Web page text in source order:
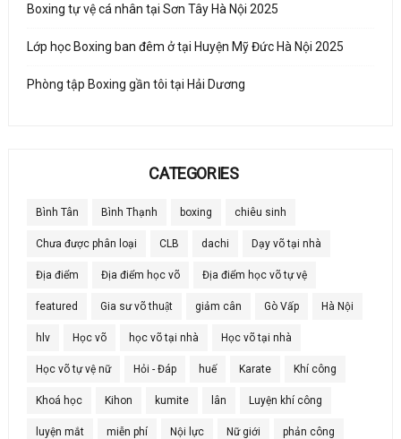
Boxing tự vệ cá nhân tại Sơn Tây Hà Nội 2025
Lớp học Boxing ban đêm ở tại Huyện Mỹ Đức Hà Nội 2025
Phòng tập Boxing gần tôi tại Hải Dương
CATEGORIES
Bình Tân Bình Thạnh boxing chiêu sinh
Chưa được phân loại CLB dachi Dạy võ tại nhà
Địa điểm Địa điểm học võ Địa điểm học võ tự vệ
featured Gia sư võ thuật giảm cân Gò Vấp Hà Nội
hlv Học võ học võ tại nhà Học võ tại nhà
Học võ tự vệ nữ Hỏi - Đáp huế Karate Khí công
Khoá học Kihon kumite lân Luyện khí công
luyện mắt miễn phí Nội lực Nữ giới phản công